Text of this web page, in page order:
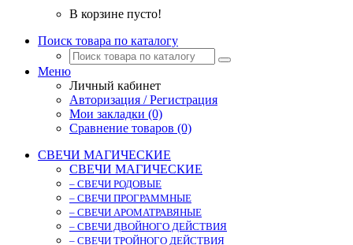
В корзине пусто!
Поиск товара по каталогу
Меню
Личный кабинет
Авторизация / Регистрация
Мои закладки (0)
Сравнение товаров (0)
СВЕЧИ МАГИЧЕСКИЕ
СВЕЧИ МАГИЧЕСКИЕ
– СВЕЧИ РОДОВЫЕ
– СВЕЧИ ПРОГРАММНЫЕ
– СВЕЧИ АРОМАТРАВЯНЫЕ
– СВЕЧИ ДВОЙНОГО ДЕЙСТВИЯ
– СВЕЧИ ТРОЙНОГО ДЕЙСТВИЯ